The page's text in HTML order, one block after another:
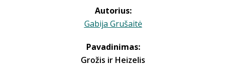
Autorius:
Gabija Grušaitė
Pavadinimas:
Grožis ir Heizelis